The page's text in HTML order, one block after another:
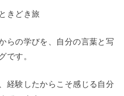
きどき旅
らの学びを、自分の言葉と写
です。
経験したからこそ感じる自分